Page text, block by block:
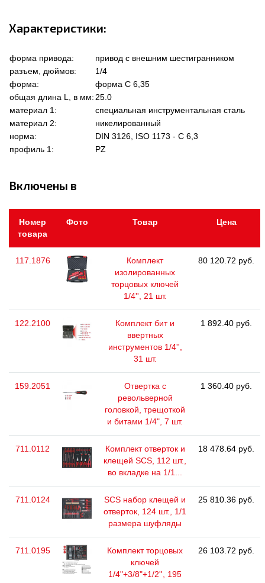
Характеристики:
форма привода:
привод с внешним шестигранником
разъем, дюймов:
1/4
форма:
форма C 6,35
общая длина L, в мм: 25.0
материал 1:
специальная инструментальная сталь
материал 2:
никелированный
норма:
DIN 3126, ISO 1173 - C 6,3
профиль 1:
PZ
Включены в
Номер
товара
Фото Товар Цена
117.1876
Комплект
изолированных
торцовых ключей
1/4'', 21 шт.
80 120.72 руб.
122.2100
Комплект бит и
ввертных
инструментов 1/4'',
31 шт.
1 892.40 руб.
159.2051
Отвертка с
револьверной
головкой, трещоткой
и битами 1/4", 7 шт.
1 360.40 руб.
711.0112
Комплект отверток и
клещей SCS, 112 шт.,
во вкладке на 1/1...
18 478.64 руб.
711.0124
SCS набор клещей и
отверток, 124 шт., 1/1
размера шуфляды
25 810.36 руб.
711.0195
Комплект торцовых
ключей
1/4"+3/8"+1/2'', 195
26 103.72 руб.